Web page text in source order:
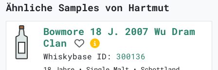
Ähnliche Samples von Hartmut
Bowmore 18 J. 2007 Wu Dram
Clan
Whiskybase ID: 300136